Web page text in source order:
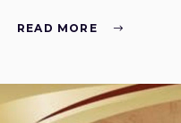
READ MORE